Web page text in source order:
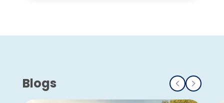
Blogs